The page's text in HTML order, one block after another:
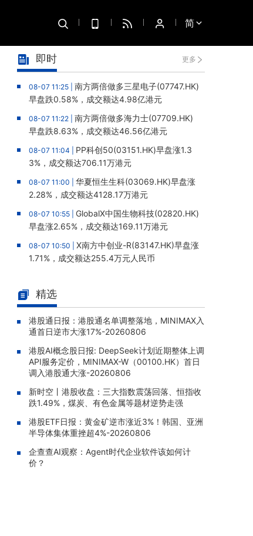
简
即时 更多
08-07 11:25 | 南方两倍做多三星电子(07747.HK)
早盘跌0.58%，成交额达4.98亿港元
08-07 11:22 | 南方两倍做多海力士(07709.HK)
早盘跌8.63%，成交额达46.56亿港元
08-07 11:04 | PP科创50(03151.HK)早盘涨1.3
3%，成交额达706.11万港元
08-07 11:00 | 华夏恒生生科(03069.HK)早盘涨
2.28%，成交额达4128.17万港元
08-07 10:55 | GlobalX中国生物科技(02820.HK)
早盘涨2.65%，成交额达169.11万港元
08-07 10:50 | X南方中创业-R(83147.HK)早盘涨
1.71%，成交额达255.4万元人民币
80%，成交额达358.55万港元
08-07 10:20 |南方KOSPI(03121.HK)早盘跌1.9
6%，成交额达1140.25万港元
涨2.16%，成交额达165.71万港元
08-07 10:10 |易方达亚洲半导体ETF(03486.H
精选
港股通日报：港股通名单调整落地，MINIMAX入
通首日逆市大涨17%-20260806
港股AI概念股日报: DeepSeek计划近期整体上调
API服务定价，MINIMAX-W（00100.HK）首日
调入港股通大涨-20260806
新时空丨港股收盘：三大指数震荡回落、恒指收
跌1.49%，煤炭、有色金属等题材逆势走强
港股ETF日报：黄金矿逆市涨近3%！韩国、亚洲
半导体集体重挫超4%-20260806
企查查AI观察：Agent时代企业软件该如何计
价？